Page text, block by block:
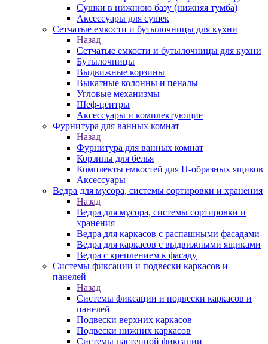
Сушки в нижнюю базу (нижняя тумба)
Аксессуары для сушек
Сетчатые емкости и бутылочницы для кухни
Назад
Сетчатые емкости и бутылочницы для кухни
Бутылочницы
Выдвижные корзины
Выкатные колонны и пеналы
Угловые механизмы
Шеф-центры
Аксессуары и комплектующие
Фурнитура для ванных комнат
Назад
Фурнитура для ванных комнат
Корзины для белья
Комплекты емкостей для П-образных ящиков
Аксессуары
Ведра для мусора, системы сортировки и хранения
Назад
Ведра для мусора, системы сортировки и
хранения
Ведра для каркасов с распашными фасадами
Ведра для каркасов с выдвижными ящиками
Ведра с креплением к фасаду
Системы фиксации и подвески каркасов и
панелей
Назад
Системы фиксации и подвески каркасов и
панелей
Подвески верхних каркасов
Подвески нижних каркасов
Системы настенной фиксации